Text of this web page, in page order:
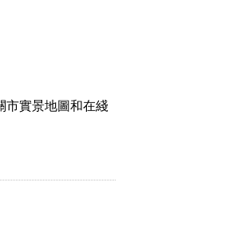
市實景地圖和在綫